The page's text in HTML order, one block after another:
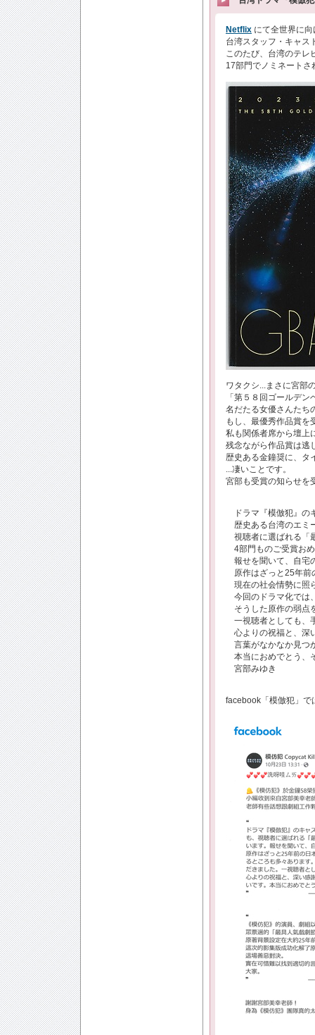
Netflix にて全世界に
台湾スタッフ・キャス
このたび、台湾のテレ
17部門でノミネート
ワタクシ...まさに宮部
「第５８回ゴールデ
名だたる女優さんたち
もし、最優秀作品賞を
私も関係者席から壇上
残念ながら作品賞は逃
歴史ある金鐘奨に、タ
...凄いことです。
宮部も受賞の知らせを
ドラマ『模倣犯』の
歴史ある台湾のエミ
視聴者に選ばれる「
4部門ものご受賞お
報せを聞いて、自宅
原作はざっと 25年前
現在の社会情勢に照
今回のドラマ化では
そうした原作の弱点
一視聴者としても、
心よりの祝福と、深
言葉がなかなか見つ
本当におめでとう、
宮部みゆき
facebook「模倣犯」で